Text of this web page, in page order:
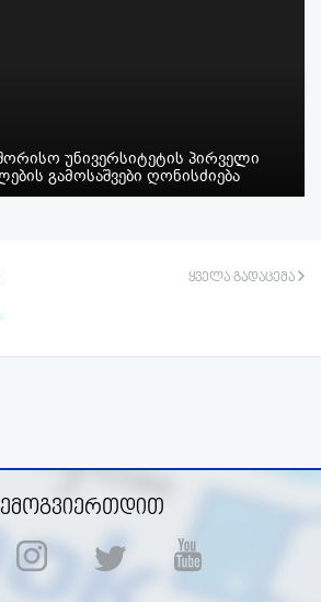
უნივერსიტეტის პირველი
გამოსაშვები ღონისძიება
ყველა გადაცემა